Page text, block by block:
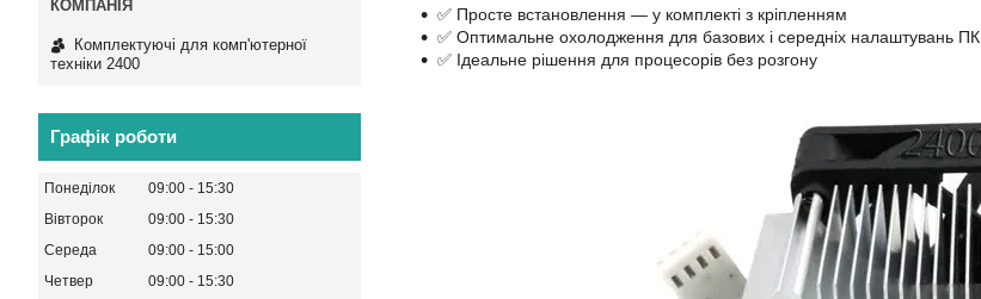
✅ Просте встановлення — у комплекті з кріпленням
✅ Оптимальне охолодження для базових і середніх налаштувань ПК
✅ Ідеальне рішення для процесорів без розгону
Комплектуючі для комп'ютерної
техніки 2400
Графік роботи
Понеділок 09:00
15:30
Вівторок
09:00
15:30
Середа
09:00
15:00
Четвер
09:00
15:30